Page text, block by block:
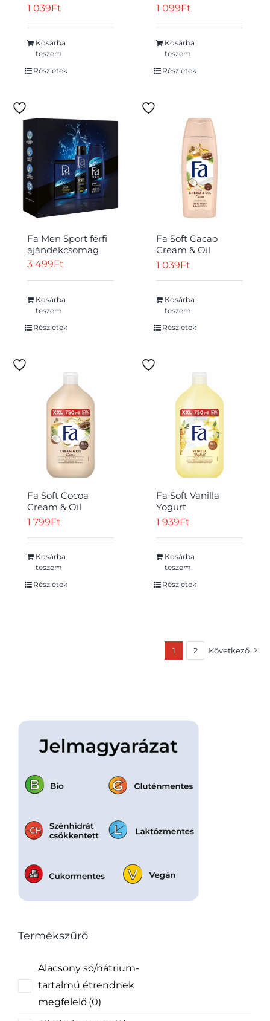
testre, hajra és
250 ml
1 039Ft
Kosárba
teszem
Részletek
testpermet citrom
1 099Ft
Kosárba
teszem
Részletek
Fa Men Sport férfi
ajándékcsomag
3 499Ft
Kosárba
teszem
Részletek
Fa Soft Cacao
Cream & Oil
krémtusfürdő
ml
1 039Ft
Kosárba
teszem
Részletek
Fa Soft Cocoa
Cream & Oil
krémtusfürdő és
illattal 750 ml
1 799Ft
Kosárba
teszem
Részletek
Fa Soft Vanilla
Yogurt
krémtusfürdő és
méz illattal 750 ml
1 939Ft
Kosárba
teszem
Részletek
1 2 Következő
Termékszűrő
Alacsony só/nátrium-
tartalmú étrendnek
megfelelő (0)